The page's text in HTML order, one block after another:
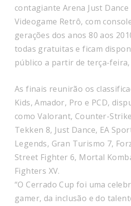
contagiante Arena Just
Videogame Retrô, com
gerações dos anos 80 aos
todas gratuitas e ficam
público a partir de terça-
As finais reunirão os
Kids, Amador, Pro e PCD,
como Valorant, Counter-
Tekken 8, Just Dance, EA
Legends, Gran Turismo 7,
Street Fighter 6, Mortal
Fighters XV.
“O Cerrado Cup foi uma
gamer, da inclusão e do